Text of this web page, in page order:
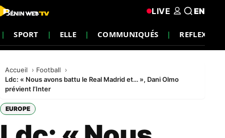
SPORT ELLE COMMUNIQUÉS REFLEXION
LIVE EN
Accueil
Football
Ldc: « Nous avons battu le Real Madrid et… », Dani Olmo
prévient l’Inter
EUROPE